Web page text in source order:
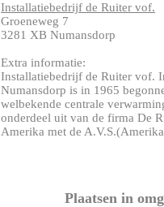
Installatiebedrijf de Ruiter vof.
Groeneweg 7
3281 XB Numansdorp
Extra informatie:
Installatiebedrijf de Ruiter vof.
Numansdorp is in 1965
welbekende centrale
onderdeel uit van de firma De
Amerika met de
Plaatsen in